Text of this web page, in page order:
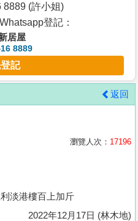
8889 (許小姐)
登記：
居屋
8889
記
返回
瀏覽人次： 17196
淡港樓百上加斤
2022年12月17日 (林木地)